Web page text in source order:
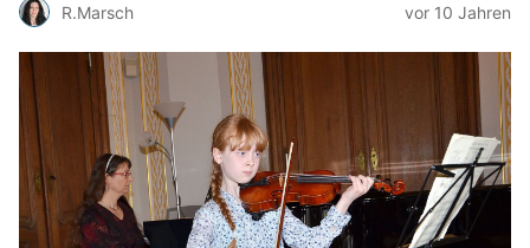
R.Marsch vor 10 Jahren